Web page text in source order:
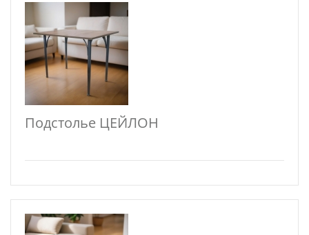
Подстолье ЦЕЙЛОН